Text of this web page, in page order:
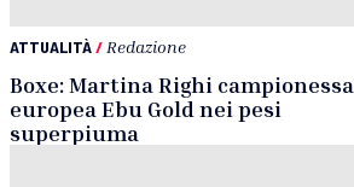
ATTUALITÀ/ Redazione
Boxe: Martina Righi campionessa
europea Ebu Gold nei pesi
superpiuma